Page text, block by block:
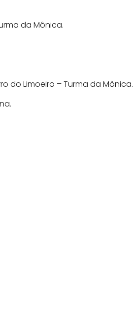
da Mônica.
do Limoeiro – Turma da Mônica.